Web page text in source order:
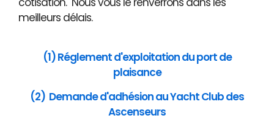
meilleurs délais.
(1) Réglement d'exploitation du port de
plaisance
(2) Demande d'adhésion au Yacht Club des
Ascenseurs